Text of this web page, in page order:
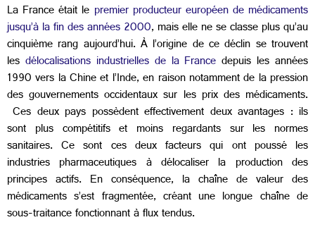
La France était le premier producteur européen de médicaments
jusqu’à la fin des années 2000, mais elle ne se classe plus qu’au
cinquième rang aujourd’hui. À l’origine de ce déclin se trouvent
les délocalisations industrielles de la France depuis les années
1990 vers la Chine et l’Inde, en raison notamment de la pression
des gouvernements occidentaux sur les prix des médicaments.
Ces deux pays possèdent effectivement deux avantages : ils
sont plus compétitifs et moins regardants sur les normes
sanitaires. Ce sont ces deux facteurs qui ont poussé les
industries pharmaceutiques à délocaliser la production des
principes actifs. En conséquence, la chaîne de valeur des
médicaments s’est fragmentée, créant une longue chaîne de
sous-traitance fonctionnant à flux tendus.